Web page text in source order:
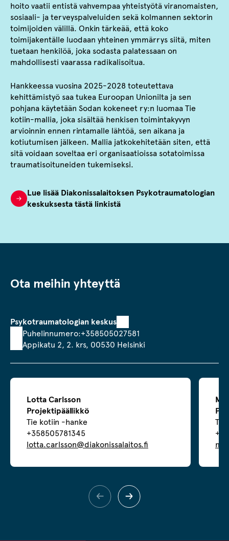
hoito vaatii entistä vahvempaa yhteistyötä viranomaisten,
sosiaali- ja terveyspalveluiden sekä kolmannen sektorin
toimijoiden välillä. Onkin tärkeää, että koko
toimijakentälle luodaan yhteinen ymmärrys siitä, miten
tuetaan henkilöä, joka sodasta palatessaan on
mahdollisesti vaarassa radikalisoitua.
Hankkeessa vuosina 2025-2028 toteutettava
kehittämistyö saa tukea Euroopan Unionilta ja sen
pohjana käytetään Sodan kokeneet ry:n luomaa Tie
kotiin-mallia, joka sisältää henkisen toimintakyvyn
arvioinnin ennen rintamalle lähtöä, sen aikana ja
kotiutumisen jälkeen. Mallia jatkokehitetään siten, että
sitä voidaan soveltaa eri organisaatioissa sotatoimissa
traumatisoituneiden tukemiseksi.
Lue lisää Diakonissalaitoksen Psykotraumatologian
keskuksesta tästä linkistä
Ota meihin yhteyttä
Psykotraumatologian keskus
Puhelinnumero:+358505027581
Appikatu 2, 2. krs, 00530 Helsinki
Lotta Carlsson
Projektipäällikkö
Tie kotiin -hanke
+358505781345
lotta.carlsson@diakonissalaitos.fi
Tie